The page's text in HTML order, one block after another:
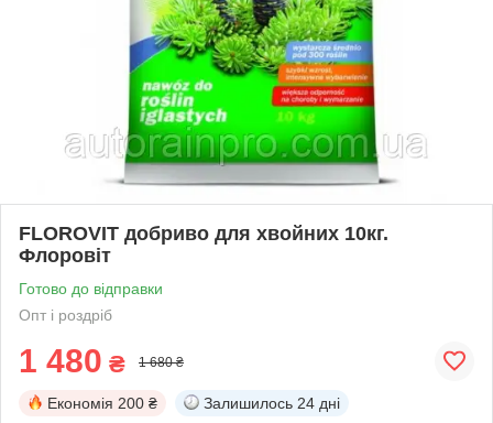
FLOROVIT добриво для хвойних 10кг.
Флоровіт
Готово до відправки
Опт і роздріб
1 480 ₴ 1 680 ₴
Економія 200 ₴ Залишилось 24 дні